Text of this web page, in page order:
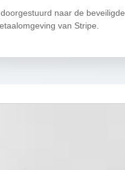
naar de beveiligde
van Stripe.